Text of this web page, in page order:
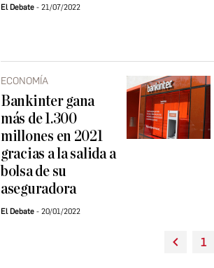
El Debate 21/07/2022
ECONOMÍA
Bankinter gana
más de 1.300
millones en 2021
gracias a la salida a
bolsa de su
aseguradora
El Debate 20/01/2022
1